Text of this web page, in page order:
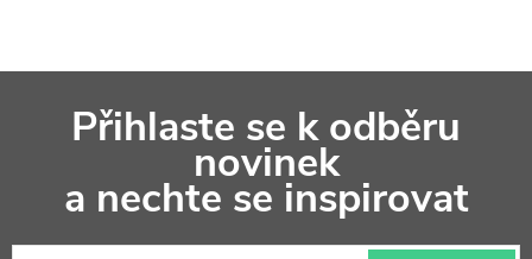
a
Přihlaste se k odběru
novinek
a nechte se inspirovat